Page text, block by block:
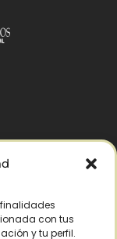
con tus
y tu perfil.